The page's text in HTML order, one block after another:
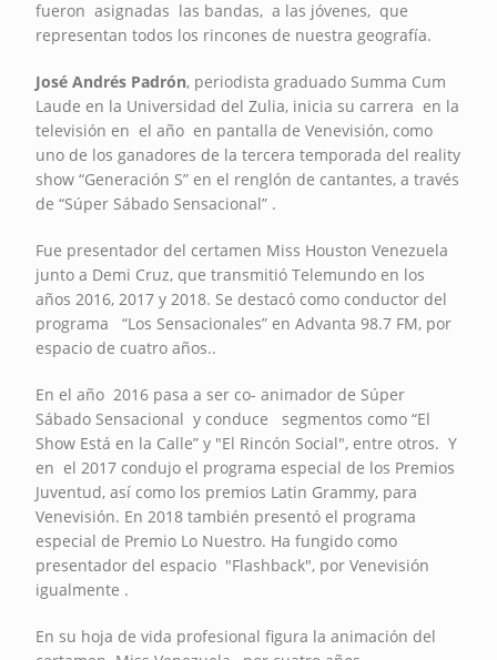
fueron asignadas las bandas, a las jóvenes, que
representan todos los rincones de nuestra geografía.
José Andrés Padrón, periodista graduado Summa Cum
Laude en la Universidad del Zulia, inicia su carrera en la
televisión en el año en pantalla de Venevisión, como
uno de los ganadores de la tercera temporada del reality
show “Generación S” en el renglón de cantantes, a través
de “Súper Sábado Sensacional” .
Fue presentador del certamen Miss Houston Venezuela
junto a Demi Cruz, que transmitió Telemundo en los
años 2016, 2017 y 2018. Se destacó como conductor del
programa “Los Sensacionales” en Advanta 98.7 FM, por
espacio de cuatro años..
En el año 2016 pasa a ser co- animador de Súper
Sábado Sensacional y conduce segmentos como “El
Show Está en la Calle” y "El Rincón Social", entre otros. Y
en el 2017 condujo el programa especial de los Premios
Juventud, así como los premios Latin Grammy, para
Venevisión. En 2018 también presentó el programa
especial de Premio Lo Nuestro. Ha fungido como
presentador del espacio "Flashback", por Venevisión
igualmente .
En su hoja de vida profesional figura la animación del